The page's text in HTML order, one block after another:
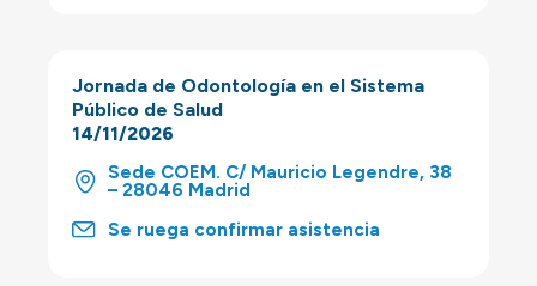
Jornada de Odontología en el Sistema
Público de Salud
14/11/2026
Sede COEM. C/ Mauricio Legendre, 38
– 28046 Madrid
Se ruega confirmar asistencia